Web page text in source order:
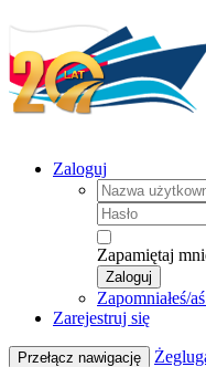
Zaloguj
Zapamiętaj
Zaloguj
Zapomniałeś/
Zarejestruj się
Przełącz nawigację